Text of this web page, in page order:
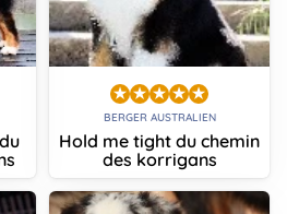
BERGER AUSTRALIEN
Hold me tight du chemin
des korrigans